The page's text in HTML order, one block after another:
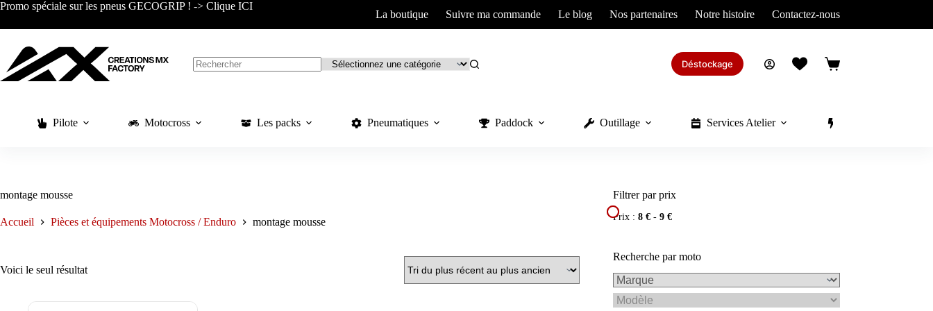
Passer
contenu
Promo spéciale sur les pneus GECOGRIP ! -> Clique ICI
La boutique Suivre ma commande Le blog Nos partenaires Notre histoire Contactez-nous
Déstockage
Panier
Pilote Motocross Les packs Pneumatiques Paddock Outillage Services Atelier
montage mousse
Accueil Pièces et équipements Motocross / Enduro montage mousse
Voici le seul résultat
Filtrer par prix
Prix :8 € -9 €
Recherche par moto